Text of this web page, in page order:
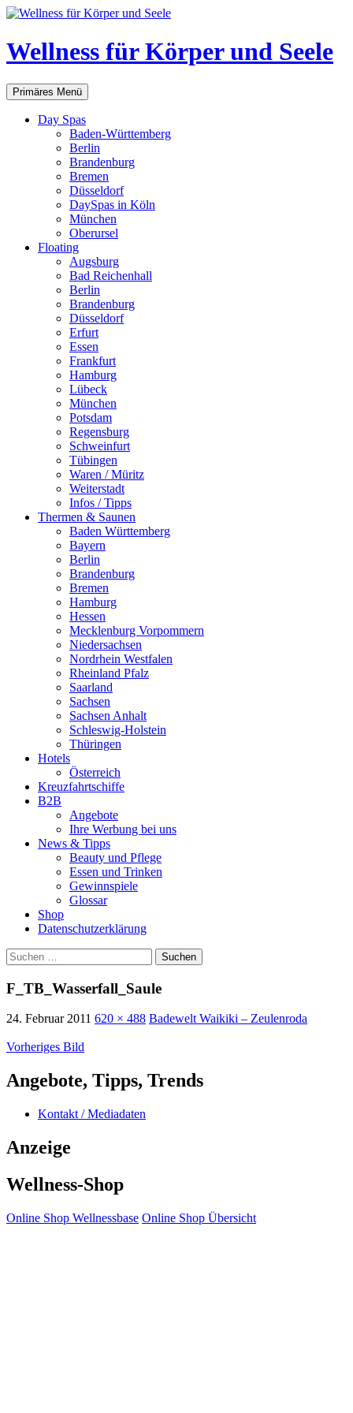
Zum
springen
Wellness für Körper und Seele
Suchen
Primäres Menü
Day Spas
Baden-Württemberg
Berlin
Brandenburg
Bremen
Düsseldorf
DaySpas in Köln
München
Oberursel
Floating
Augsburg
Bad Reichenhall
Berlin
Brandenburg
Düsseldorf
Erfurt
Essen
Frankfurt
Hamburg
Lübeck
München
Potsdam
Regensburg
Schweinfurt
Tübingen
Waren / Müritz
Weiterstadt
Infos / Tipps
Thermen & Saunen
Baden Württemberg
Bayern
Berlin
Brandenburg
Bremen
Hamburg
Hessen
Mecklenburg Vorpommern
Niedersachsen
Nordrhein Westfalen
Rheinland Pfalz
Saarland
Sachsen
Sachsen Anhalt
Schleswig-Holstein
Thüringen
Hotels
Österreich
Kreuzfahrtschiffe
B2B
Angebote
Ihre Werbung bei uns
News & Tipps
Beauty und Pflege
Essen und Trinken
Gewinnspiele
Glossar
Shop
Datenschutzerklärung
Suchen
nach:
F_TB_Wasserfall_Saule
24. Februar 2011 620 × 488 Badewelt Waikiki – Zeulenroda
Vorheriges Bild
Angebote, Tipps, Trends
Kontakt / Mediadaten
Anzeige
Wellness-Shop
Online Shop Wellnessbase Online Shop Übersicht